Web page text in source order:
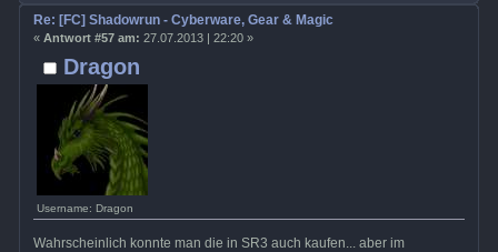
Dragon
Username: Dragon
Re: [FC] Shadowrun - Cyberware, Gear & Magic
« Antwort #57 am: 27.07.2013 | 22:20 »
Wahrscheinlich konnte man die in SR3 auch kaufen... aber im